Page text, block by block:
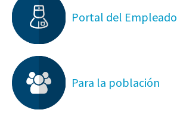
Portal del Empleado
Para la población